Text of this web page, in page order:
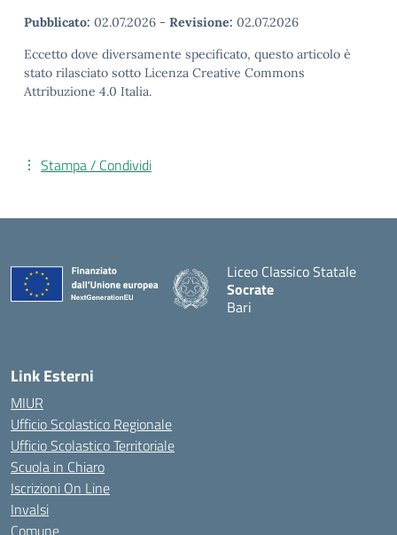
Pubblicato: 02.07.2026 - Revisione: 02.07.2026
Eccetto dove diversamente specificato, questo articolo è
stato rilasciato sotto Licenza Creative Commons
Attribuzione 4.0 Italia.
Stampa / Condividi
Liceo Classico Statale
Socrate
Bari
Link Esterni
MIUR
Ufficio Scolastico Regionale
Ufficio Scolastico Territoriale
Scuola in Chiaro
Iscrizioni On Line
Invalsi
Comune